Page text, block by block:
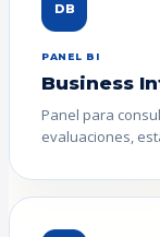
DB
PANEL BI
Business
Panel para
evaluaciones,